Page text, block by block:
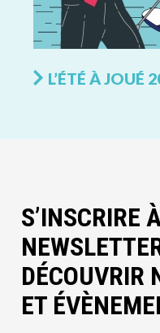
L’ÉTÉ À JOUÉ
S’INSCRIRE
DÉCOUVRIR
ET